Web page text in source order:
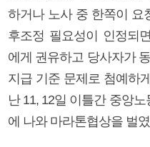
하거나 노사 중 한쪽이 요
후조정 필요성이 인정되
에게 권유하고 당사자가
지급 기준 문제로 첨예하
난 11, 12일 이틀간 중앙
에 나와 마라톤협상을 벌